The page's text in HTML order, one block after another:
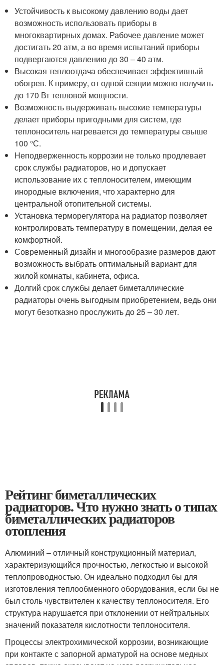
Устойчивость к высокому давлению воды дает
возможность использовать приборы в
многоквартирных домах. Рабочее давление может
достигать 20 атм, а во время испытаний приборы
подвергаются давлению до 30 – 40 атм.
Высокая теплоотдача обеспечивает эффективный
обогрев. К примеру, от одной секции можно получить
до 170 Вт тепловой мощности.
Возможность выдерживать высокие температуры
делает приборы пригодными для систем, где
теплоноситель нагревается до температуры свыше
100 °С.
Неподверженность коррозии не только продлевает
срок службы радиаторов, но и допускает
использование их с теплоносителем, имеющим
инородные включения, что характерно для
центральной отопительной системы.
Установка терморегулятора на радиатор позволяет
контролировать температуру в помещении, делая ее
комфортной.
Современный дизайн и многообразие размеров дают
возможность выбрать оптимальный вариант для
жилой комнаты, кабинета, офиса.
Долгий срок службы делает биметаллические
радиаторы очень выгодным приобретением, ведь они
могут безотказно прослужить до 25 – 30 лет.
Рейтинг биметаллических
радиаторов. Что нужно знать о типах
биметаллических радиаторов
отопления
Алюминий – отличный конструкционный материал,
характеризующийся прочностью, легкостью и высокой
теплопроводностью. Он идеально подходил бы для
изготовления теплообменного оборудования, если бы не
был столь чувствителен к качеству теплоносителя. Его
структура нарушается при отклонении от нейтральных
значений показателя кислотности теплоносителя.
Процессы электрохимической коррозии, возникающие
при контакте с запорной арматурой на основе медных